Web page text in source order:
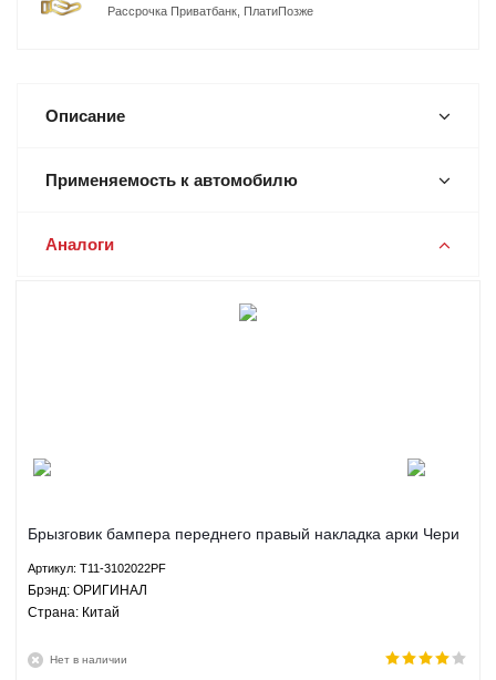
Рассрочка Приватбанк, ПлатиПозже
Описание
Применяемость к автомобилю
Аналоги
Брызговик бампера переднего правый накладка арки Чери
Артикул: T11-3102022PF
Брэнд: ОРИГИНАЛ
Страна: Китай
Нет в наличии